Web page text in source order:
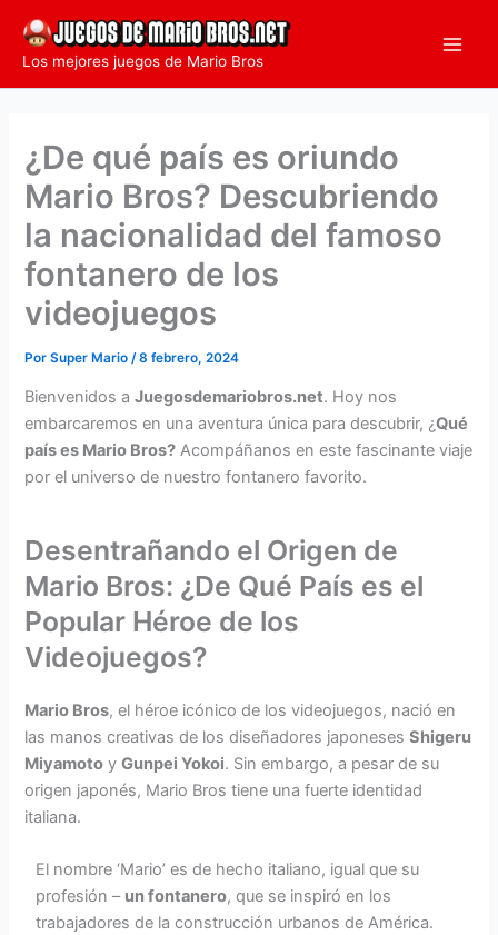
contenido
Los mejores juegos de Mario Bros
¿De qué país es oriundo
Mario Bros? Descubriendo
la nacionalidad del famoso
fontanero de los
videojuegos
PorSuper Mario/8 febrero, 2024
Bienvenidos aJuegosdemariobros.net. Hoy nos
embarcaremos en una aventura única para descubrir, ¿Qué
país es Mario Bros? Acompáñanos en este fascinante viaje
por el universo de nuestro fontanero favorito.
Desentrañando el Origen de
Mario Bros: ¿De Qué País es el
Popular Héroe de los
Videojuegos?
Mario Bros, el héroe icónico de los videojuegos, nació en
las manos creativas de los diseñadores japonesesShigeru
Miyamoto yGunpei Yokoi. Sin embargo, a pesar de su
origen japonés, Mario Bros tiene una fuerte identidad
italiana.
El nombre ‘Mario’ es de hecho italiano, igual que su
profesión – un fontanero, que se inspiró en los
trabajadores de la construcción urbanos de América.